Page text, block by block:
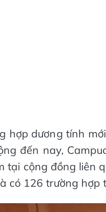
hợp dương tính
đến nay,
tại cộng đồng liên
có 126 trường hợp